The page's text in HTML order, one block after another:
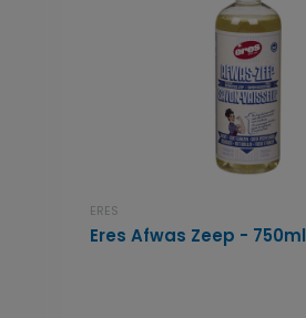
ERES
Eres Afwas Zeep - 750ml